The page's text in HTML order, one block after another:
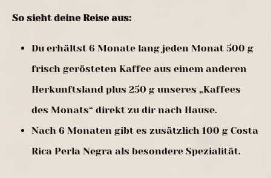
So sieht deine Reise aus:
Du erhältst 6 Monate lang jeden Monat 500 g
frisch gerösteten Kaffee aus einem anderen
Herkunftsland plus 250 g unseres „Kaffees
des Monats“ direkt zu dir nach Hause.
Nach 6 Monaten gibt es zusätzlich 100 g Costa
Rica Perla Negra als besondere Spezialität.